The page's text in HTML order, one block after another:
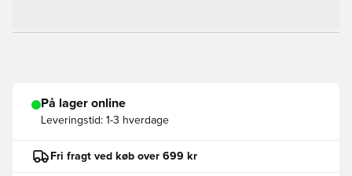
På lager online
Leveringstid: 1-3 hverdage
Fri fragt ved køb over 699 kr